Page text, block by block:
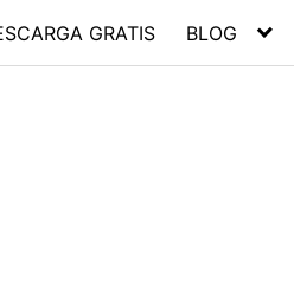
GRATIS BLOG